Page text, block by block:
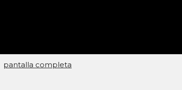
pantalla completa